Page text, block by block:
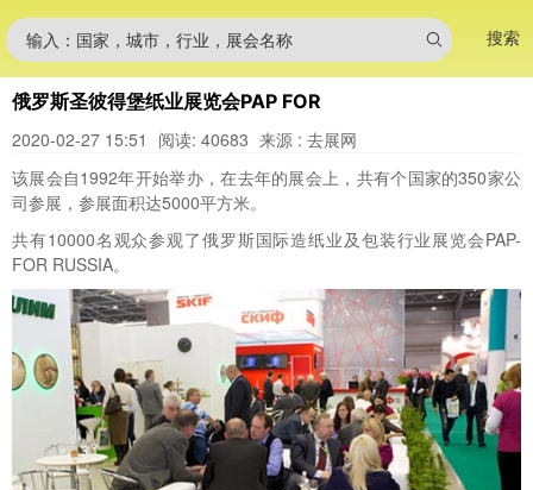
输入：国家，城市，行业，展会名称 搜索
俄罗斯圣彼得堡纸业展览会PAP FOR
2020-02-27 15:51
阅读: 40683 来源 : 去展网
该展会自1992年开始举办，在去年的展会上，共有个国家的350家公
司参展，参展面积达5000平方米。
共有10000名观众参观了俄罗斯国际造纸业及包装行业展览会PAP-
FOR RUSSIA。